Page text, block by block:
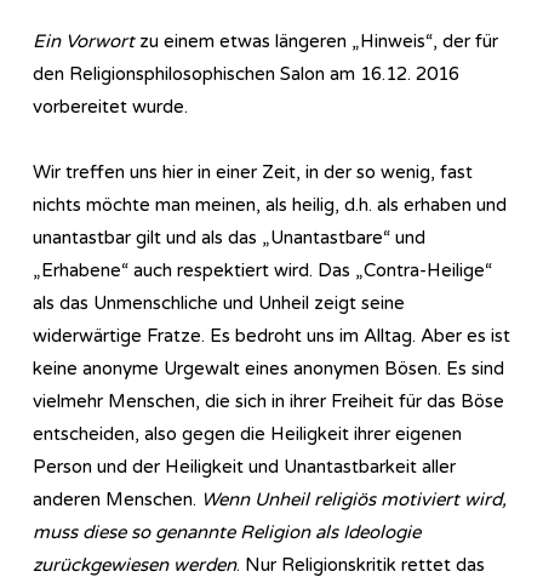
Ein Vorwortzu einem etwas längeren „Hinweis“, der für
den Re­li­gi­ons­phi­lo­so­phi­sch­en Salon am 16.12. 2016
vorbereitet wurde.
Wir treffen uns hier in einer Zeit, in der so wenig, fast
nichts möchte man meinen, als heilig, d.h. als erhaben und
unantastbar gilt und als das „Unantastbare“ und
„Erhabene“ auch respektiert wird. Das „Contra-Heilige“
als das Unmenschliche und Unheil zeigt seine
widerwärtige Fratze. Es bedroht uns im Alltag. Aber es ist
keine anonyme Urgewalt eines anonymen Bösen. Es sind
vielmehr Menschen, die sich in ihrer Freiheit für das Böse
entscheiden, also gegen die Heiligkeit ihrer eigenen
Person und der Heiligkeit und Unantastbarkeit aller
anderen Menschen. Wenn Unheil religiös motiviert wird,
muss diese so genannte Religion als Ideologie
zurückgewiesen werden. Nur Religionskritik rettet das